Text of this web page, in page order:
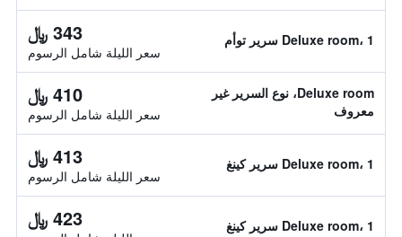
Deluxe room، 1 سرير توأم 343 ﷼
سعر الليلة شامل الرسوم
Deluxe room، نوع السرير غير
معروف
410 ﷼
سعر الليلة شامل الرسوم
Deluxe room، 1 سرير كينغ 413 ﷼
سعر الليلة شامل الرسوم
Deluxe room، 1 سرير كينغ 423 ﷼